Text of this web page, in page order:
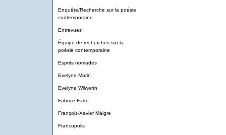
Enquête/Recherche sur la poésie
contemporaine
Entrevues
Équipe de recherches sur la
poésie contemporaine
Esprits nomades
Evelyne Morin
Evelyne Wilwerth
Fabrice Farre
François-Xavier Maigre
Francopolis